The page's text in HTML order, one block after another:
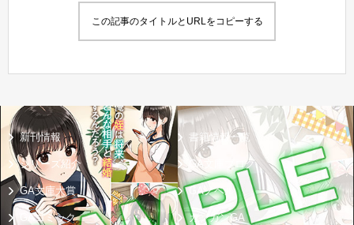
この記事のタイトルとURLをコピーする
新刊情報 書籍情報一覧
シリーズ紹介 GA文庫ブログ
GA文庫大賞 GAノベル
GAコミック ガンガンGA